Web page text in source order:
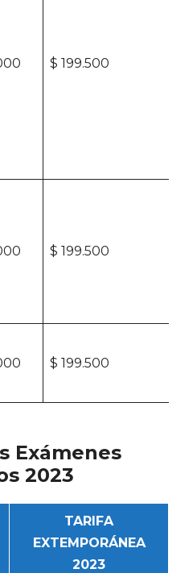
$ 199.500
$ 199.500
$ 199.500
Exámenes
2023
TARIFA
EXTEMPORÁNEA
2023